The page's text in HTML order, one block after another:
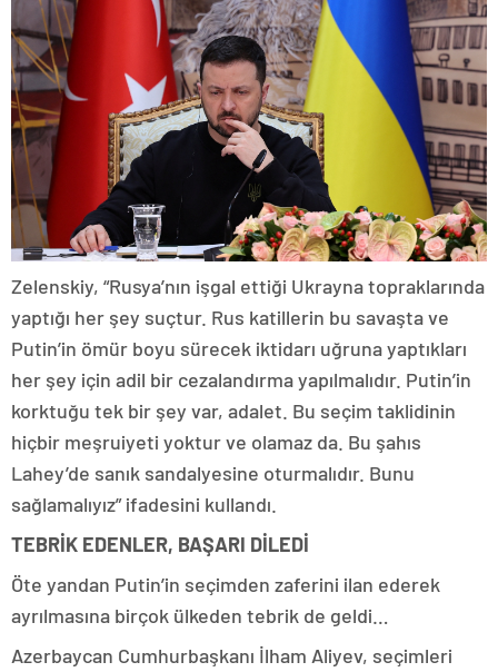
Zelenskiy, “Rusya’nın işgal ettiği Ukrayna topraklarında
yaptığı her şey suçtur. Rus katillerin bu savaşta ve
Putin’in ömür boyu sürecek iktidarı uğruna yaptıkları
her şey için adil bir cezalandırma yapılmalıdır. Putin’in
korktuğu tek bir şey var, adalet. Bu seçim taklidinin
hiçbir meşruiyeti yoktur ve olamaz da. Bu şahıs
Lahey’de sanık sandalyesine oturmalıdır. Bunu
sağlamalıyız” ifadesini kullandı.
TEBRİK EDENLER, BAŞARI DİLEDİ
Öte yandan Putin’in seçimden zaferini ilan ederek
ayrılmasına birçok ülkeden tebrik de geldi…
Azerbaycan Cumhurbaşkanı İlham Aliyev, seçimleri